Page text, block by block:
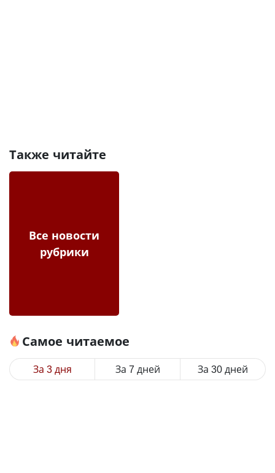
Также читайте
Все новости
рубрики
Самое читаемое
За 3 дня За 7 дней За 30 дней